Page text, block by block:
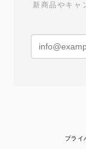
新商品やキャ
プライ